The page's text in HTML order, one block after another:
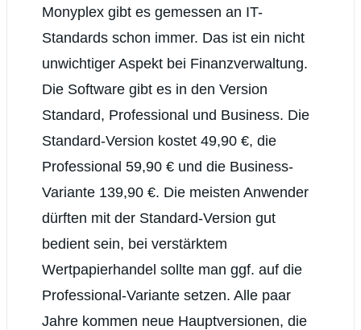
Monyplex gibt es gemessen an IT-
Standards schon immer. Das ist ein nicht
unwichtiger Aspekt bei Finanzverwaltung.
Die Software gibt es in den Version
Standard, Professional und Business. Die
Standard-Version kostet 49,90 €, die
Professional 59,90 € und die Business-
Variante 139,90 €. Die meisten Anwender
dürften mit der Standard-Version gut
bedient sein, bei verstärktem
Wertpapierhandel sollte man ggf. auf die
Professional-Variante setzen. Alle paar
Jahre kommen neue Hauptversionen, die